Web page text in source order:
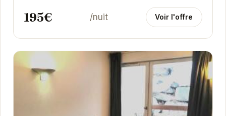
195€ /nuit Voir l'offre